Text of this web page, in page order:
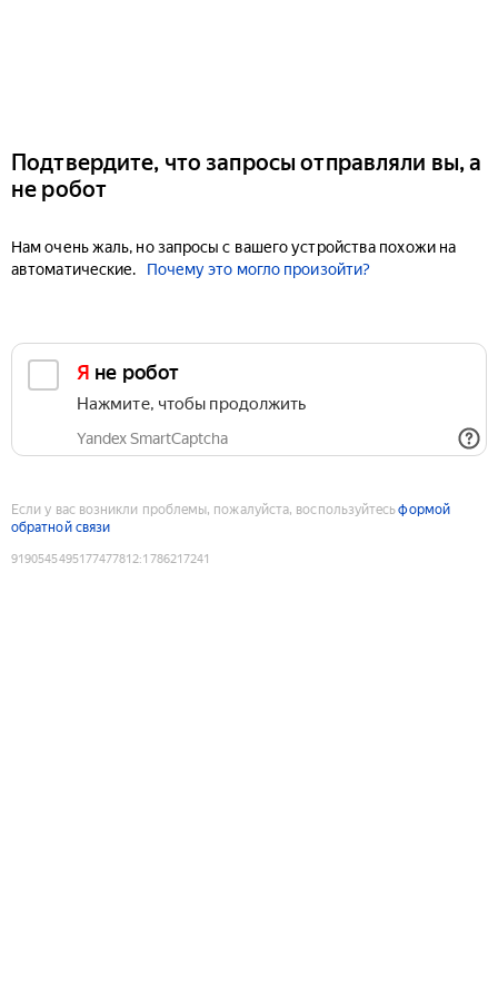
Подтвердите, что запросы отправляли вы, а
не робот
Нам очень жаль, но запросы с вашего устройства похожи на
автоматические.
Почему это могло произойти?
Я не робот
Нажмите, чтобы продолжить
Yandex SmartCaptcha
Если у вас возникли проблемы, пожалуйста, воспользуйтесьформой
обратной связи
9190545495177477812:1786217241